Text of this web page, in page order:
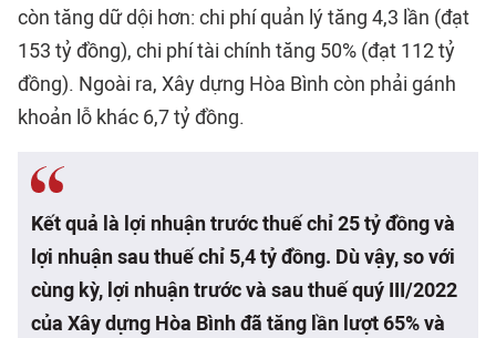
còn tăng dữ dội hơn: chi phí quản lý tăng 4,3 lần (đạt
153 tỷ đồng), chi phí tài chính tăng 50% (đạt 112 tỷ
đồng). Ngoài ra, Xây dựng Hòa Bình còn phải gánh
khoản lỗ khác 6,7 tỷ đồng.
Kết quả là lợi nhuận trước thuế chỉ 25 tỷ đồng và
lợi nhuận sau thuế chỉ 5,4 tỷ đồng. Dù vậy, so với
cùng kỳ, lợi nhuận trước và sau thuế quý III/2022
của Xây dựng Hòa Bình đã tăng lần lượt 65% và